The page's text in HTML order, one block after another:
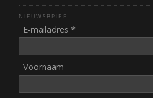
NIEUWSBRIEF
E-mailadres *
Voornaam